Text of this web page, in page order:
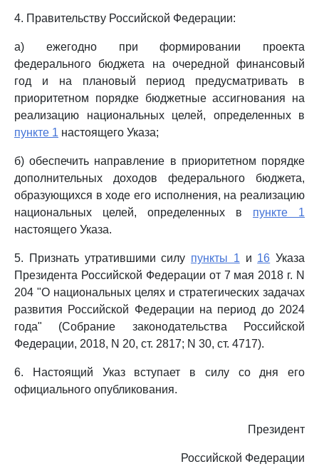
4. Правительству Российской Федерации:
а) ежегодно при формировании проекта
федерального бюджета на очередной финансовый
год и на плановый период предусматривать в
приоритетном порядке бюджетные ассигнования на
реализацию национальных целей, определенных в
пункте 1 настоящего Указа;
б) обеспечить направление в приоритетном порядке
дополнительных доходов федерального бюджета,
образующихся в ходе его исполнения, на реализацию
национальных целей, определенных в пункте 1
настоящего Указа.
5. Признать утратившими силу пункты 1 и 16 Указа
Президента Российской Федерации от 7 мая 2018 г. N
204 "О национальных целях и стратегических задачах
развития Российской Федерации на период до 2024
года" (Собрание законодательства Российской
Федерации, 2018, N 20, ст. 2817; N 30, ст. 4717).
6. Настоящий Указ вступает в силу со дня его
официального опубликования.
Президент
Российской Федерации